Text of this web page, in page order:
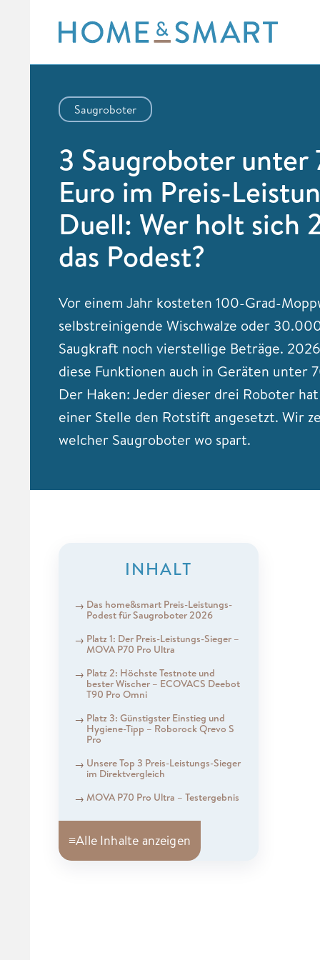
content
Saugroboter
3 Saugroboter unter
Euro im Preis-
Duell: Wer holt sich
das Podest?
Vor einem Jahr kosteten 100-Grad-
selbstreinigende Wischwalze oder
Saugkraft noch vierstellige Beträge.
diese Funktionen auch in Geräten unter
Der Haken: Jeder dieser drei Roboter hat
einer Stelle den Rotstift angesetzt. Wir
welcher Saugroboter wo spart.
INHALT
Das home&smart Preis-Leistungs-
Podest für Saugroboter 2026
Platz 1: Der Preis-Leistungs-Sieger –
MOVA P70 Pro Ultra
Platz 2: Höchste Testnote und
bester Wischer – ECOVACS Deebot
T90 Pro Omni
Platz 3: Günstigster Einstieg und
Hygiene-Tipp – Roborock Qrevo S
Pro
Unsere Top 3 Preis-Leistungs-Sieger
im Direktvergleich
MOVA P70 Pro Ultra – Testergebnis
≡Alle Inhalte anzeigen